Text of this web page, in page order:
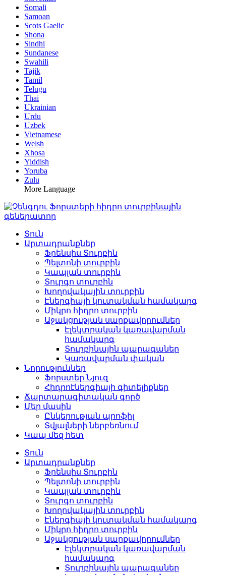
Somali
Samoan
Scots Gaelic
Shona
Sindhi
Sundanese
Swahili
Tajik
Tamil
Telugu
Thai
Ukrainian
Urdu
Uzbek
Vietnamese
Welsh
Xhosa
Yiddish
Yoruba
Zulu
More Language
Տուն
Արտադրանքներ
Ֆրենսիս Տուրբին
Պելտոնի տուրբին
Կապլան տուրբին
Տուրգո տուրբին
Խողովակային տուրբին
Էներգիայի կուտակման համակարգ
Միկրո հիդրո տուրբին
Աջակցության սարքավորումներ
Էլեկտրական կառավարման
համակարգ
Տուրբինային պարագաներ
Կառավարման փական
Նորություններ
Ֆորստեր Նյուզ
Հիդրոէներգիայի գիտելիքներ
Ճարտարագիտական ​​​​գործ
Մեր մասին
Ընկերության պրոֆիլ
Տվյալների ներբեռնում
Կապ մեզ հետ
Տուն
Արտադրանքներ
Ֆրենսիս Տուրբին
Պելտոնի տուրբին
Կապլան տուրբին
Տուրգո տուրբին
Խողովակային տուրբին
Էներգիայի կուտակման համակարգ
Միկրո հիդրո տուրբին
Աջակցության սարքավորումներ
Էլեկտրական կառավարման
համակարգ
Տուրբինային պարագաներ